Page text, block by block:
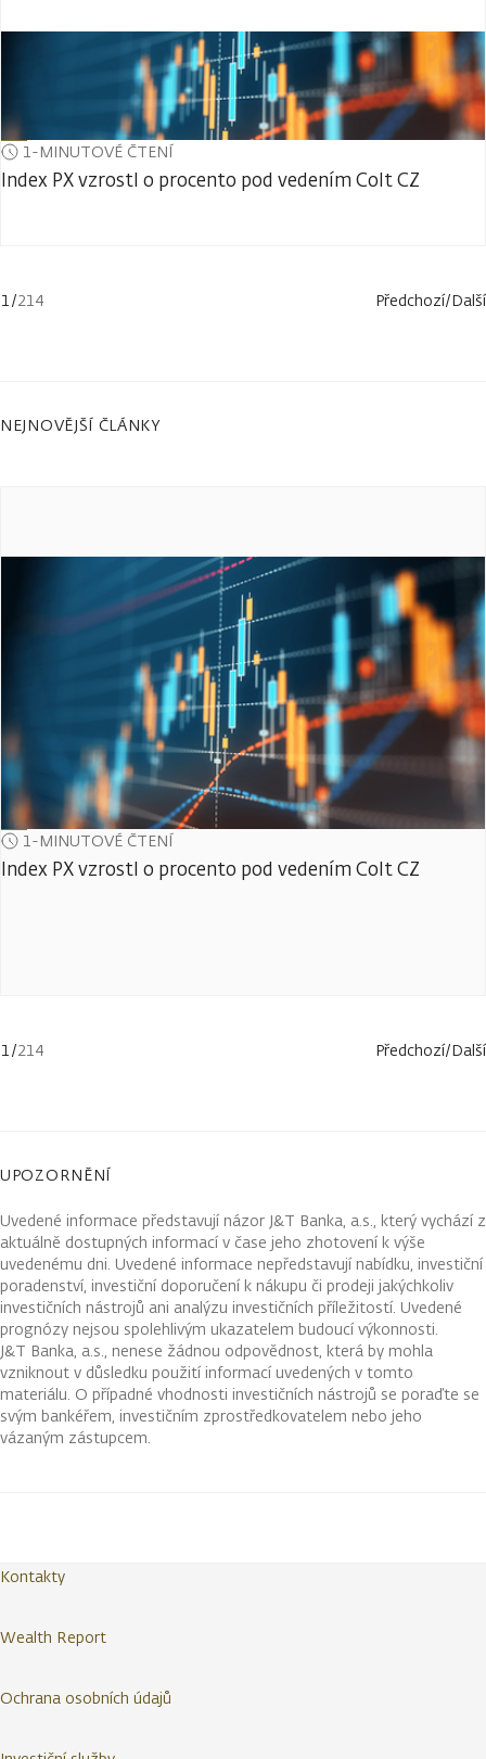
1-MINUTOVÉ ČTENÍ
Index PX vzrostl o procento pod vedením Colt CZ
1/214 Předchozí/Další
NEJNOVĚJŠÍ ČLÁNKY
1-MINUTOVÉ ČTENÍ
Index PX vzrostl o procento pod vedením Colt CZ
1/214 Předchozí/Další
UPOZORNĚNÍ
Uvedené informace představují názor J&T Banka, a.s., který vychází z
aktuálně dostupných informací v čase jeho zhotovení k výše
uvedenému dni. Uvedené informace nepředstavují nabídku, investiční
poradenství, investiční doporučení k nákupu či prodeji jakýchkoliv
investičních nástrojů ani analýzu investičních příležitostí. Uvedené
prognózy nejsou spolehlivým ukazatelem budoucí výkonnosti.
J&T Banka, a.s., nenese žádnou odpovědnost, která by mohla
vzniknout v důsledku použití informací uvedených v tomto
materiálu. O případné vhodnosti investičních nástrojů se poraďte se
svým bankéřem, investičním zprostředkovatelem nebo jeho
vázaným zástupcem.
Kontakty
Wealth Report
Ochrana osobních údajů